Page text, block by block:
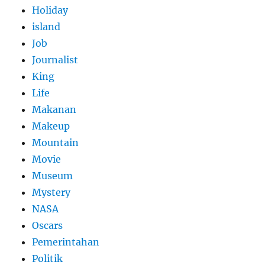
Holiday
island
Job
Journalist
King
Life
Makanan
Makeup
Mountain
Movie
Museum
Mystery
NASA
Oscars
Pemerintahan
Politik